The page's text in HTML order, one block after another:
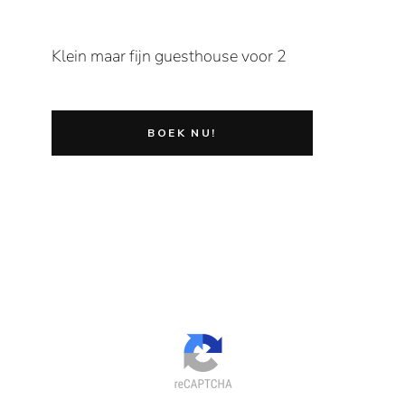
Klein maar fijn guesthouse voor 2